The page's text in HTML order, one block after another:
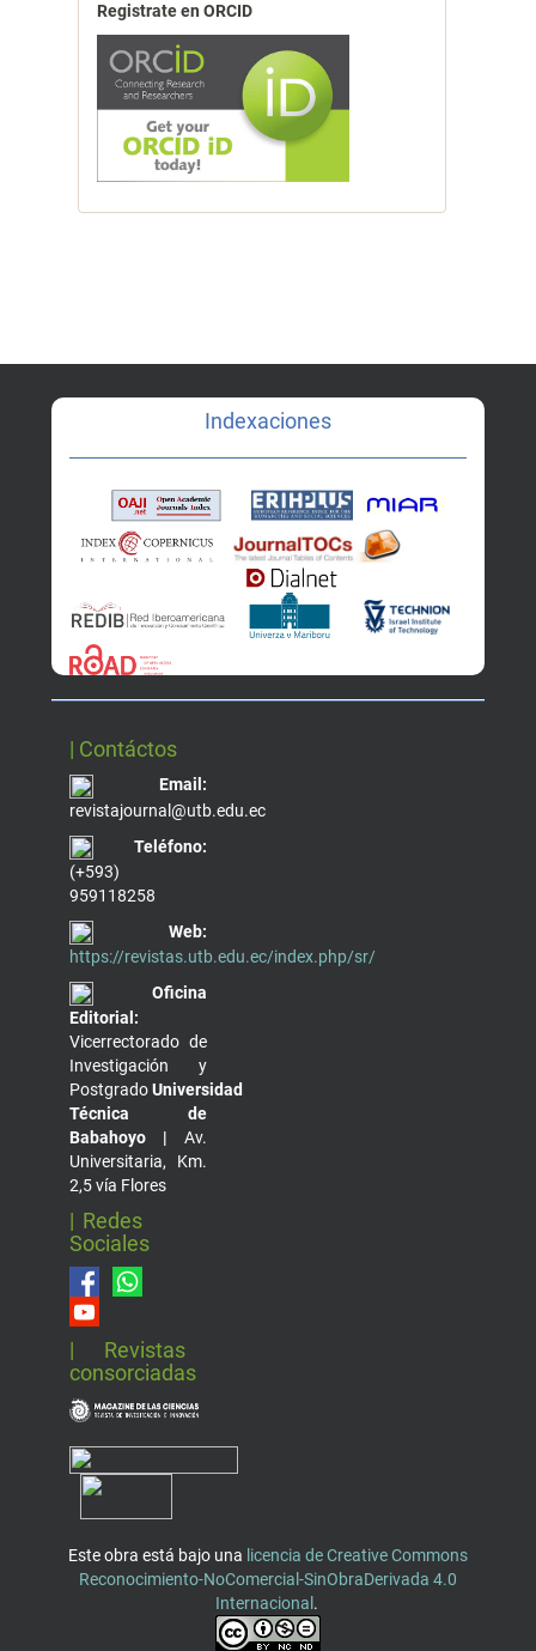
Registrate en ORCID
Indexaciones
| Contáctos
Email:
revistajournal@utb.edu.ec
Teléfono:
(+593)
959118258
Web:
https://revistas.utb.edu.ec/index.php/sr/
Oficina
Editorial:
Vicerrectorado de
Investigación y
PostgradoUniversidad
Técnica de
Babahoyo | Av.
Universitaria, Km.
2,5 vía Flores
| Redes
Sociales
| Revistas
consorciadas
Este obra está bajo una licencia de Creative Commons
Reconocimiento-NoComercial-SinObraDerivada 4.0
Internacional .